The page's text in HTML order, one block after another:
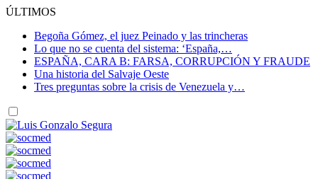
ÚLTIMOS
Begoña Gómez, el juez Peinado y las trincheras
Lo que no se cuenta del sistema: ‘España,…
ESPAÑA, CARA B: FARSA, CORRUPCIÓN Y FRAUDE
Una historia del Salvaje Oeste
Tres preguntas sobre la crisis de Venezuela y…